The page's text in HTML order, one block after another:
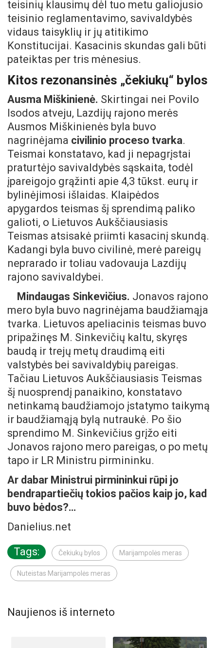
teisinių klausimų dėl tuo metu galiojusio
teisinio reglamentavimo, savivaldybės
vidaus taisyklių ir jų atitikimo
Konstitucijai. Kasacinis skundas gali būti
pateiktas per tris mėnesius.
Kitos rezonansinės „čekiukų“ bylos
Ausma Miškinienė. Skirtingai nei Povilo
Isodos atveju, Lazdijų rajono merės
Ausmos Miškinienės byla buvo
nagrinėjama civilinio proceso tvarka.
Teismai konstatavo, kad ji nepagrįstai
praturtėjo savivaldybės sąskaita, todėl
įpareigojo grąžinti apie 4,3 tūkst. eurų ir
bylinėjimosi išlaidas. Klaipėdos
apygardos teismas šį sprendimą paliko
galioti, o Lietuvos Aukščiausiasis
Teismas atsisakė priimti kasacinį skundą.
Kadangi byla buvo civilinė, merė pareigų
neprarado ir toliau vadovauja Lazdijų
rajono savivaldybei.
Mindaugas Sinkevičius. Jonavos rajono
mero byla buvo nagrinėjama baudžiamąja
tvarka. Lietuvos apeliacinis teismas buvo
pripažinęs M. Sinkevičių kaltu, skyręs
baudą ir trejų metų draudimą eiti
valstybės bei savivaldybių pareigas.
Tačiau Lietuvos Aukščiausiasis Teismas
šį nuosprendį panaikino, konstatavo
netinkamą baudžiamojo įstatymo taikymą
ir baudžiamąją bylą nutraukė. Po šio
sprendimo M. Sinkevičius grįžo eiti
Jonavos rajono mero pareigas, o po metų
tapo ir LR Ministru pirmininku.
Ar dabar Ministrui pirmininkui rūpi jo
bendrapartiečių tokios pačios kaip jo, kad
buvo bėdos?…
Danielius.net
Tags: Čekiukų bylos Marijampolės meras
Nuteistas Marijampolės meras
Naujienos iš interneto